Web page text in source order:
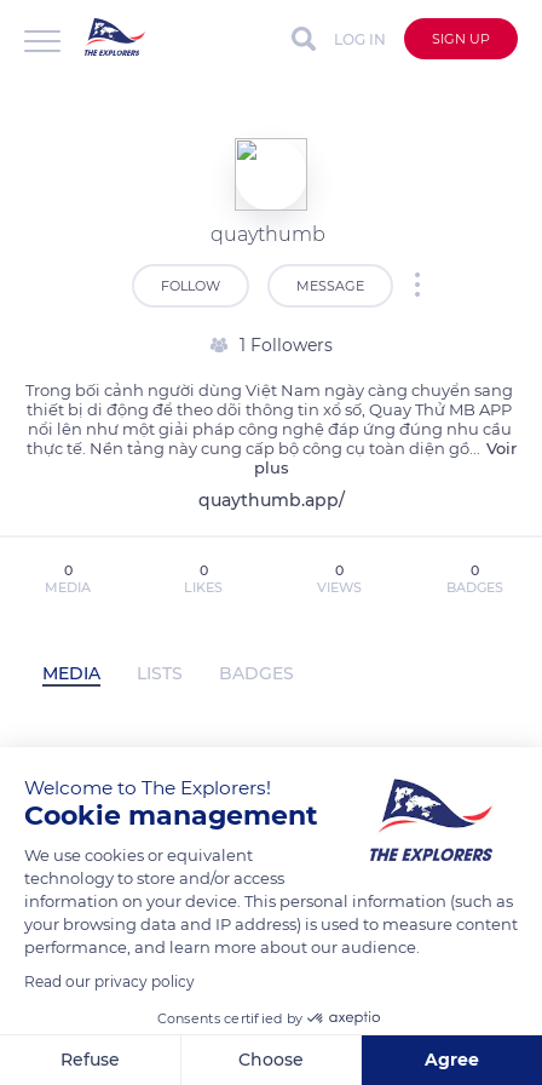
LOG IN SIGN UP
quaythumb
FOLLOW MESSAGE
1 Followers
Trong bối cảnh người dùng Việt Nam ngày càng chuyển sang
thiết bị di động để theo dõi thông tin xổ số, Quay Thử MB APP
nổi lên như một giải pháp công nghệ đáp ứng đúng nhu cầu
thực tế. Nền tảng này cung cấp bộ công cụ toàn diện gồ...
Voir
plus
quaythumb.app/
0
MEDIA
0
LIKES
0
VIEWS
0
BADGES
MEDIA LISTS BADGES
quaythumb has not posted any content
yet
Welcome to The Explorers!
Cookie management
We use cookies or equivalent
technology to store and/or access
information on your device. This personal information (such as
your browsing data and IP address) is used to measure content
performance, and learn more about our audience.
Read our privacy policy
Consents certified by
Refuse Choose Agree